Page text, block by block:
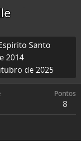
Santo
2014
de 2025
Pontos
8